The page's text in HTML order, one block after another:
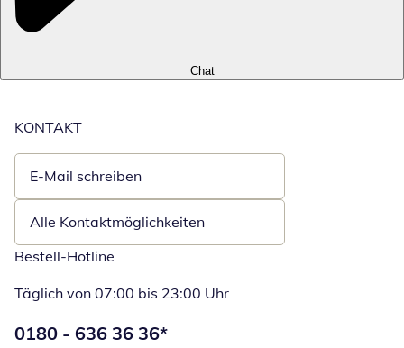
Chat
KONTAKT
E-Mail schreiben
Öffnet E-Mail-Client
Alle Kontaktmöglichkeiten
Bestell-Hotline
Täglich von 07:00 bis 23:00 Uhr
Telefonnummer:
0180 - 636 36 36*